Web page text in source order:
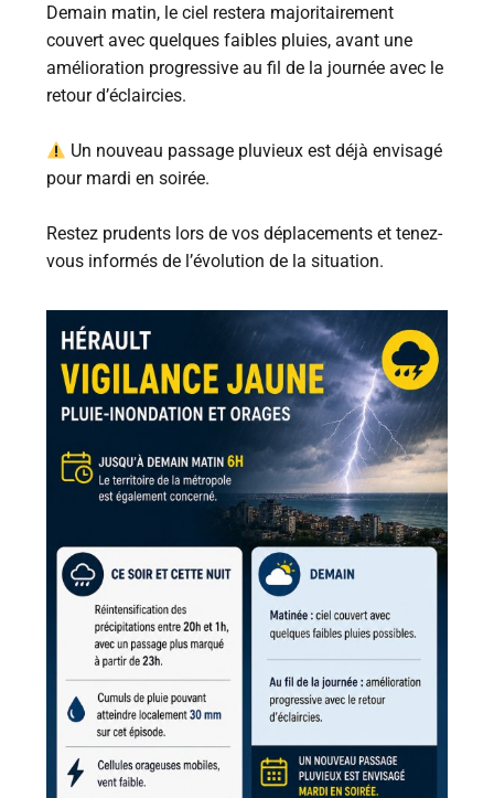
Demain matin, le ciel restera majoritairement
couvert avec quelques faibles pluies, avant une
amélioration progressive au fil de la journée avec le
retour d’éclaircies.
Un nouveau passage pluvieux est déjà envisagé
pour mardi en soirée.
Restez prudents lors de vos déplacements et tenez-
vous informés de l’évolution de la situation.